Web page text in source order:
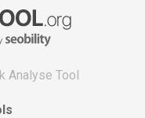
Analyse Tool